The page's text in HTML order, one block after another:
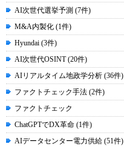
AI次世代選挙予測 (7件)
M&A内製化 (1件)
Hyundai (3件)
AI次世代OSINT (20件)
AIリアルタイム地政学分析 (36件)
ファクトチェック手法 (2件)
ファクトチェック
ChatGPTでDX革命 (1件)
AIデータセンター電力供給 (51件)